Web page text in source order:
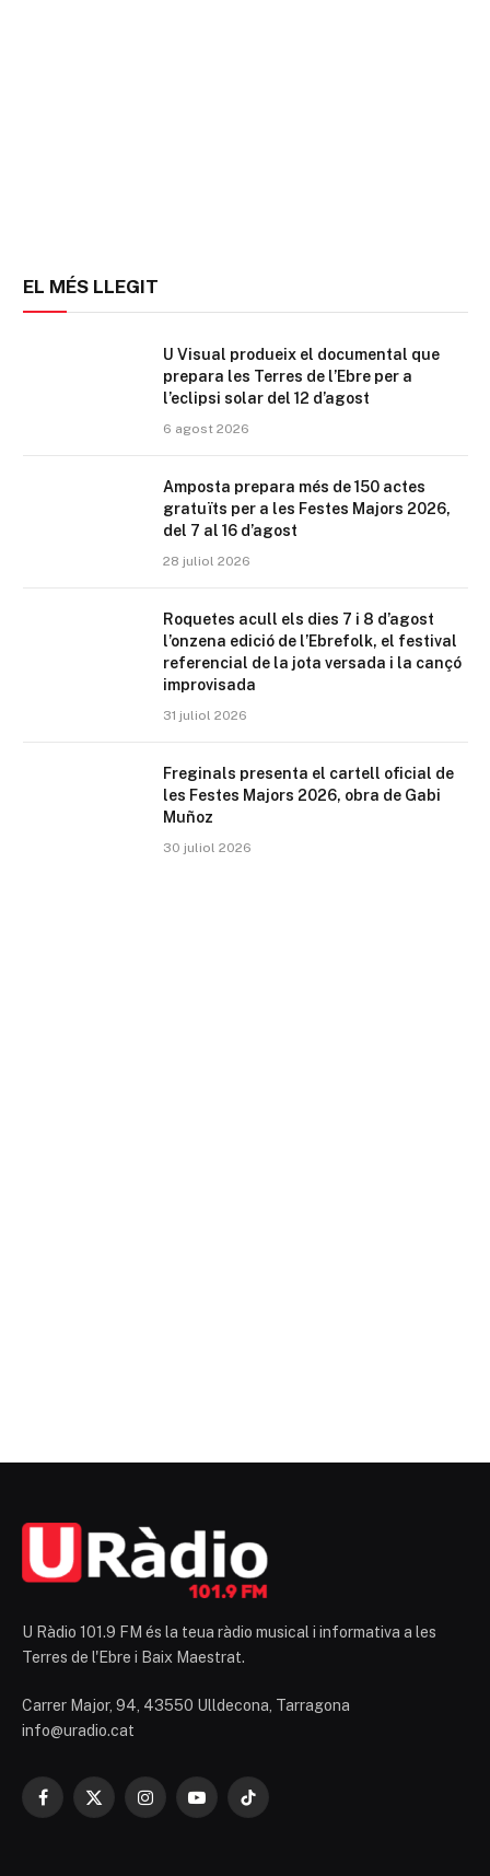
EL MÉS LLEGIT
U Visual produeix el documental que
prepara les Terres de l’Ebre per a
l’eclipsi solar del 12 d’agost
6 agost 2026
Amposta prepara més de 150 actes
gratuïts per a les Festes Majors 2026,
del 7 al 16 d’agost
28 juliol 2026
Roquetes acull els dies 7 i 8 d’agost
l’onzena edició de l’Ebrefolk, el festival
referencial de la jota versada i la cançó
improvisada
31 juliol 2026
Freginals presenta el cartell oficial de
les Festes Majors 2026, obra de Gabi
Muñoz
30 juliol 2026
U Ràdio 101.9 FM és la teua ràdio musical i informativa a les
Terres de l'Ebre i Baix Maestrat.
Carrer Major, 94, 43550 Ulldecona, Tarragona
info@uradio.cat
Facebook
X
InstagramYouTubeTikTok